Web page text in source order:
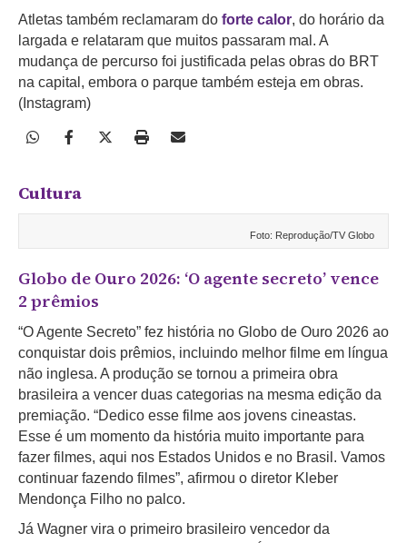
Atletas também reclamaram do forte calor, do horário da
largada e relataram que muitos passaram mal. A
mudança de percurso foi justificada pelas obras do BRT
na capital, embora o parque também esteja em obras.
(Instagram)
Cultura
Foto: Reprodução/TV Globo
Globo de Ouro 2026: ‘O agente secreto’ vence
2 prêmios
“O Agente Secreto” fez história no Globo de Ouro 2026 ao
conquistar dois prêmios, incluindo melhor filme em língua
não inglesa. A produção se tornou a primeira obra
brasileira a vencer duas categorias na mesma edição da
premiação. “Dedico esse filme aos jovens cineastas.
Esse é um momento da história muito importante para
fazer filmes, aqui nos Estados Unidos e no Brasil. Vamos
continuar fazendo filmes”, afirmou o diretor Kleber
Mendonça Filho no palco.
Já Wagner vira o primeiro brasileiro vencedor da